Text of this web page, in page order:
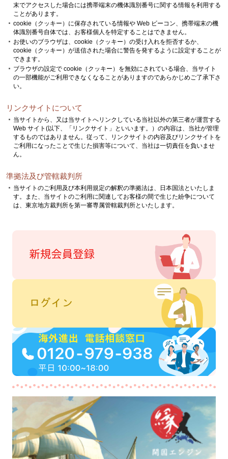
末でアクセスした場合には携帯端末の機体識別番号に関する情報を利用する
ことがあります。
cookie（クッキー）に保存されている情報や Web ビーコン、携帯端末の機
体識別番号自体では、お客様個人を特定することはできません。
お使いのブラウザは、cookie（クッキー）の受け入れを拒否するか、
cookie（クッキー）が送信された場合に警告を発するように設定することが
できます。
ブラウザの設定で cookie（クッキー）を無効にされている場合、当サイト
の一部機能がご利用できなくなることがありますのであらかじめご了承下さ
い。
リンクサイトについて
当サイトから、又は当サイトへリンクしている当社以外の第三者が運営する
Web サイト(以下、「リンクサイト」といいます。）の内容は、当社が管理
するものではありません。従って、リンクサイトの内容及びリンクサイトを
ご利用になったことで生じた損害等について、当社は一切責任を負いませ
ん。
準拠法及び管轄裁判所
当サイトのご利用及び本利用規定の解釈の準拠法は、日本国法といたしま
す。また、当サイトのご利用に関連してお客様の間で生じた紛争について
は、東京地方裁判所を第一審専属管轄裁判所といたします。